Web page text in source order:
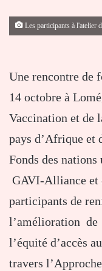
Les participants à l'atelier
Une rencontre de
14 octobre à
Vaccination et de
pays d’Afrique et
Fonds des
GAVI-Alliance et
participants de
l’amélioration de
l’équité d’accès
travers